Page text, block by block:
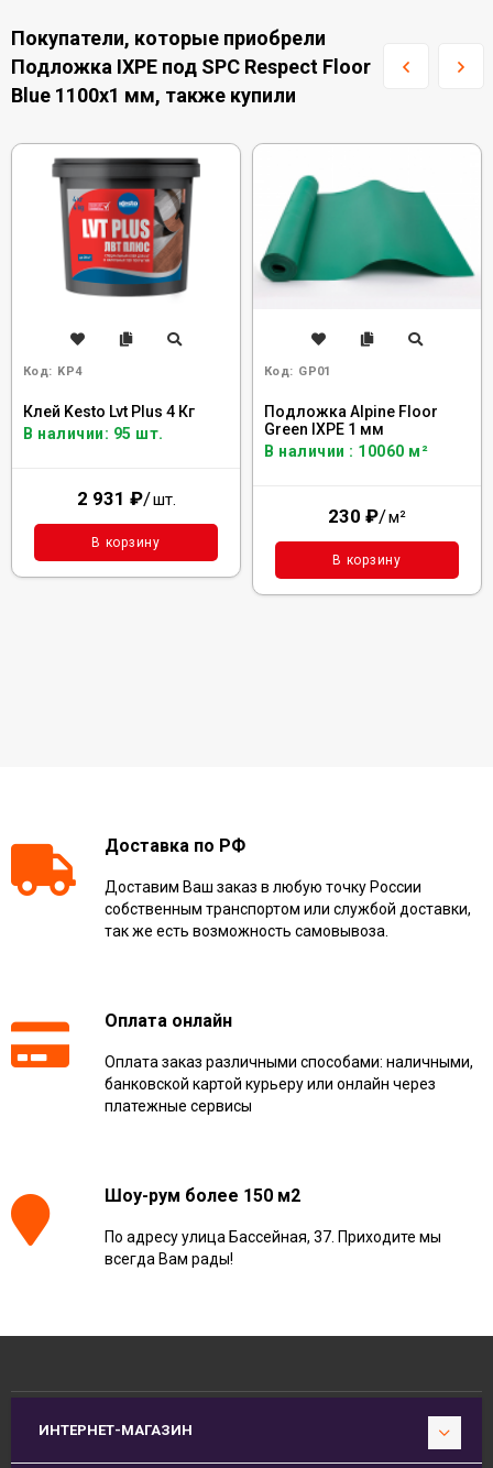
Покупатели, которые приобрели
Подложка IXPE под SPC Respect Floor
Blue 1100х1 мм, также купили
Код: KP4
Клей Kesto Lvt Plus 4 Кг
В наличии: 95 шт.
2 931 ₽/шт.
В корзину
Код: GP01
Подложка Alpine Floor
Green IXPE 1 мм
В наличии : 10060 м²
230 ₽/м²
В корзину
Доставка по РФ
Доставим Ваш заказ в любую точку России
собственным транспортом или службой доставки,
так же есть возможность самовывоза.
Оплата онлайн
Оплата заказ различными способами: наличными,
банковской картой курьеру или онлайн через
платежные сервисы
Шоу-рум более 150 м2
По адресу улица Бассейная, 37. Приходите мы
всегда Вам рады!
ИНТЕРНЕТ-МАГАЗИН